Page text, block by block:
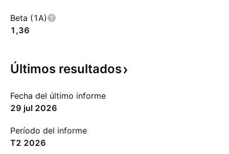
Beta (1A)
1,36
Últimos resultados
Fecha del último informe
29 jul 2026
Período del informe
T2 2026